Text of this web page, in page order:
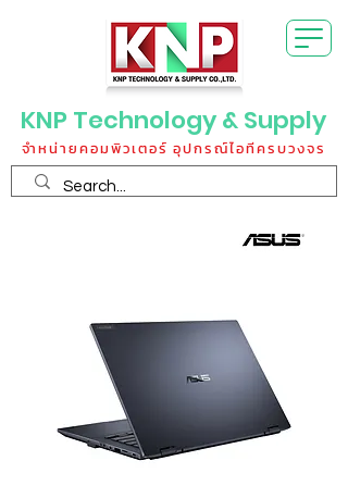
KNP Technology & Supply
จำหน่ายคอมพิวเตอร์ อุปกรณ์ไอทีครบวงจร